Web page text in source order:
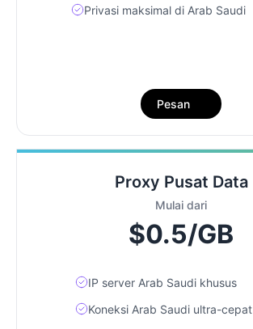
Privasi maksimal di Arab Saudi
Pesan
Proxy Pusat Data
Mulai dari
$0.5/GB
IP server Arab Saudi khusus
Koneksi Arab Saudi ultra-cepat